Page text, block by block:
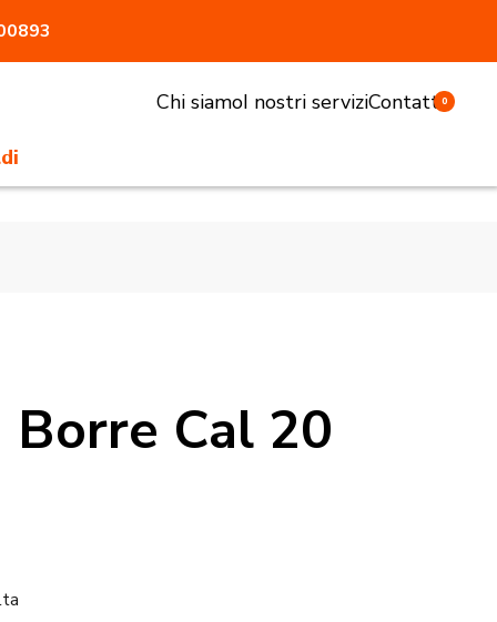
Chi siamoI nostri serviziContatti0
Cal 20